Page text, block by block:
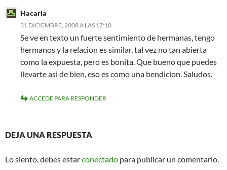
Hacaria
31 DICIEMBRE, 2008 A LAS 17:10
Se ve en texto un fuerte sentimiento de hermanas, tengo
hermanos y la relacion es similar, tal vez no tan abierta
como la expuesta, pero es bonita. Que bueno que puedes
llevarte asi de bien, eso es como una bendicion. Saludos.
ACCEDE PARA RESPONDER
DEJA UNA RESPUESTA
Lo siento, debes estarconectado para publicar un comentario.